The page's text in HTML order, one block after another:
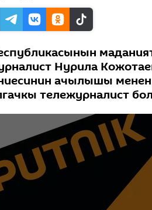
Нурила
ачылышы менен
тележурналист